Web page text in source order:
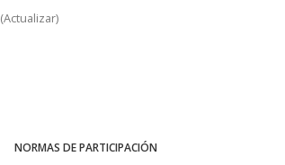
(Actualizar)
NORMAS DE PARTICIPACIÓN